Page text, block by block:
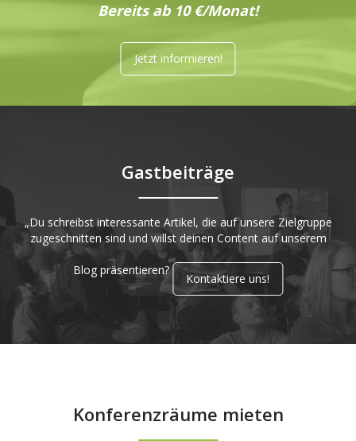
Bereits ab 10 €/Monat!
Jetzt informieren!
Gastbeiträge
„Du schreibst interessante Artikel, die auf unsere Zielgruppe
zugeschnitten sind und willst deinen Content auf unserem
Blog präsentieren?
Kontaktiere uns!
Konferenzräume mieten